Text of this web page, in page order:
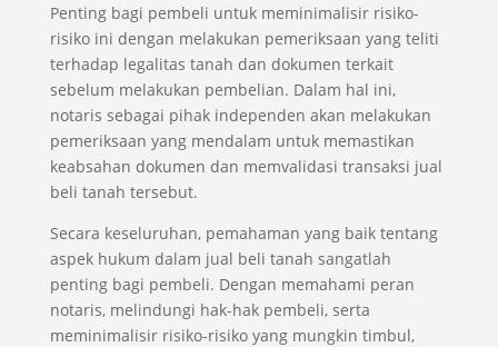
Penting bagi pembeli untuk meminimalisir risiko-
risiko ini dengan melakukan pemeriksaan yang teliti
terhadap legalitas tanah dan dokumen terkait
sebelum melakukan pembelian. Dalam hal ini,
notaris sebagai pihak independen akan melakukan
pemeriksaan yang mendalam untuk memastikan
keabsahan dokumen dan memvalidasi transaksi jual
beli tanah tersebut.
Secara keseluruhan, pemahaman yang baik tentang
aspek hukum dalam jual beli tanah sangatlah
penting bagi pembeli. Dengan memahami peran
notaris, melindungi hak-hak pembeli, serta
meminimalisir risiko-risiko yang mungkin timbul,